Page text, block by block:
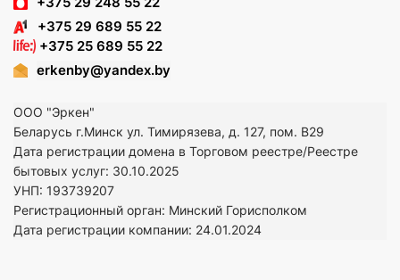
+375 29 689 55 22
+375 25 689 55 22
erkenby@yandex.by
ООО "Эркен"
Беларусь г.Минск ул. Тимирязева, д. 127, пом. В29
Дата регистрации домена в Торговом реестре/Реестре
бытовых услуг: 30.10.2025
УНП: 193739207
Регистрационный орган: Минский Горисполком
Дата регистрации компании: 24.01.2024